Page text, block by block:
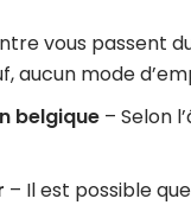
vous passent
aucun mode
belgique – Selon
– Il est possible